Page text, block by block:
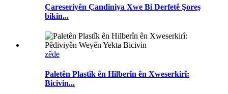
Çareseriyên Çandiniya Xwe Bi Derfetê Şoreş
bikin...
zêde
Paletên Plastîk ên Hilberîn ên Xweserkirî:
Bicivin...